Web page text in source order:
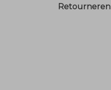
Retourneren